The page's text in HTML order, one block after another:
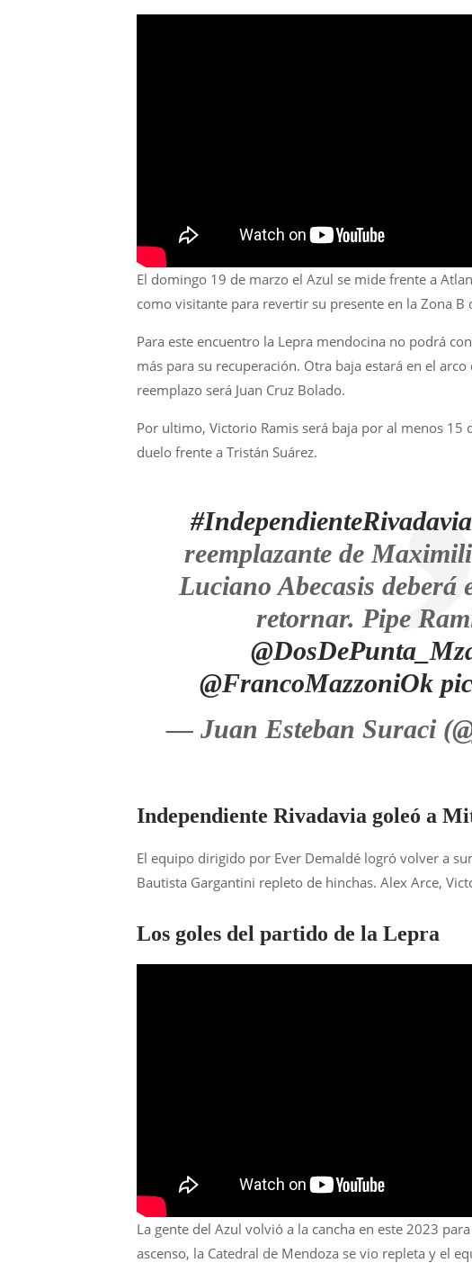
El domingo 19 de marzo el Azul se mide frente a
como visitante para revertir su presente en la Zona B
Para este encuentro la Lepra mendocina no podrá
más para su recuperación. Otra baja estará en el
reemplazo será Juan Cruz Bolado.
Por ultimo, Victorio Ramis será baja por al menos
duelo frente a Tristán Suárez.
#IndependienteRivadavia
reemplazante de
Luciano Abecasis deberá
retornar. Pipe
@FrancoMazzoniOk
— Juan Esteban Suraci
Independiente Rivadavia goleó a
El equipo dirigido por Ever Demaldé logró volver a
Bautista Gargantini repleto de hinchas. Alex Arce,
Los goles del partido de la Lepra
La gente del Azul volvió a la cancha en este 2023
ascenso, la Catedral de Mendoza se vio repleta y el